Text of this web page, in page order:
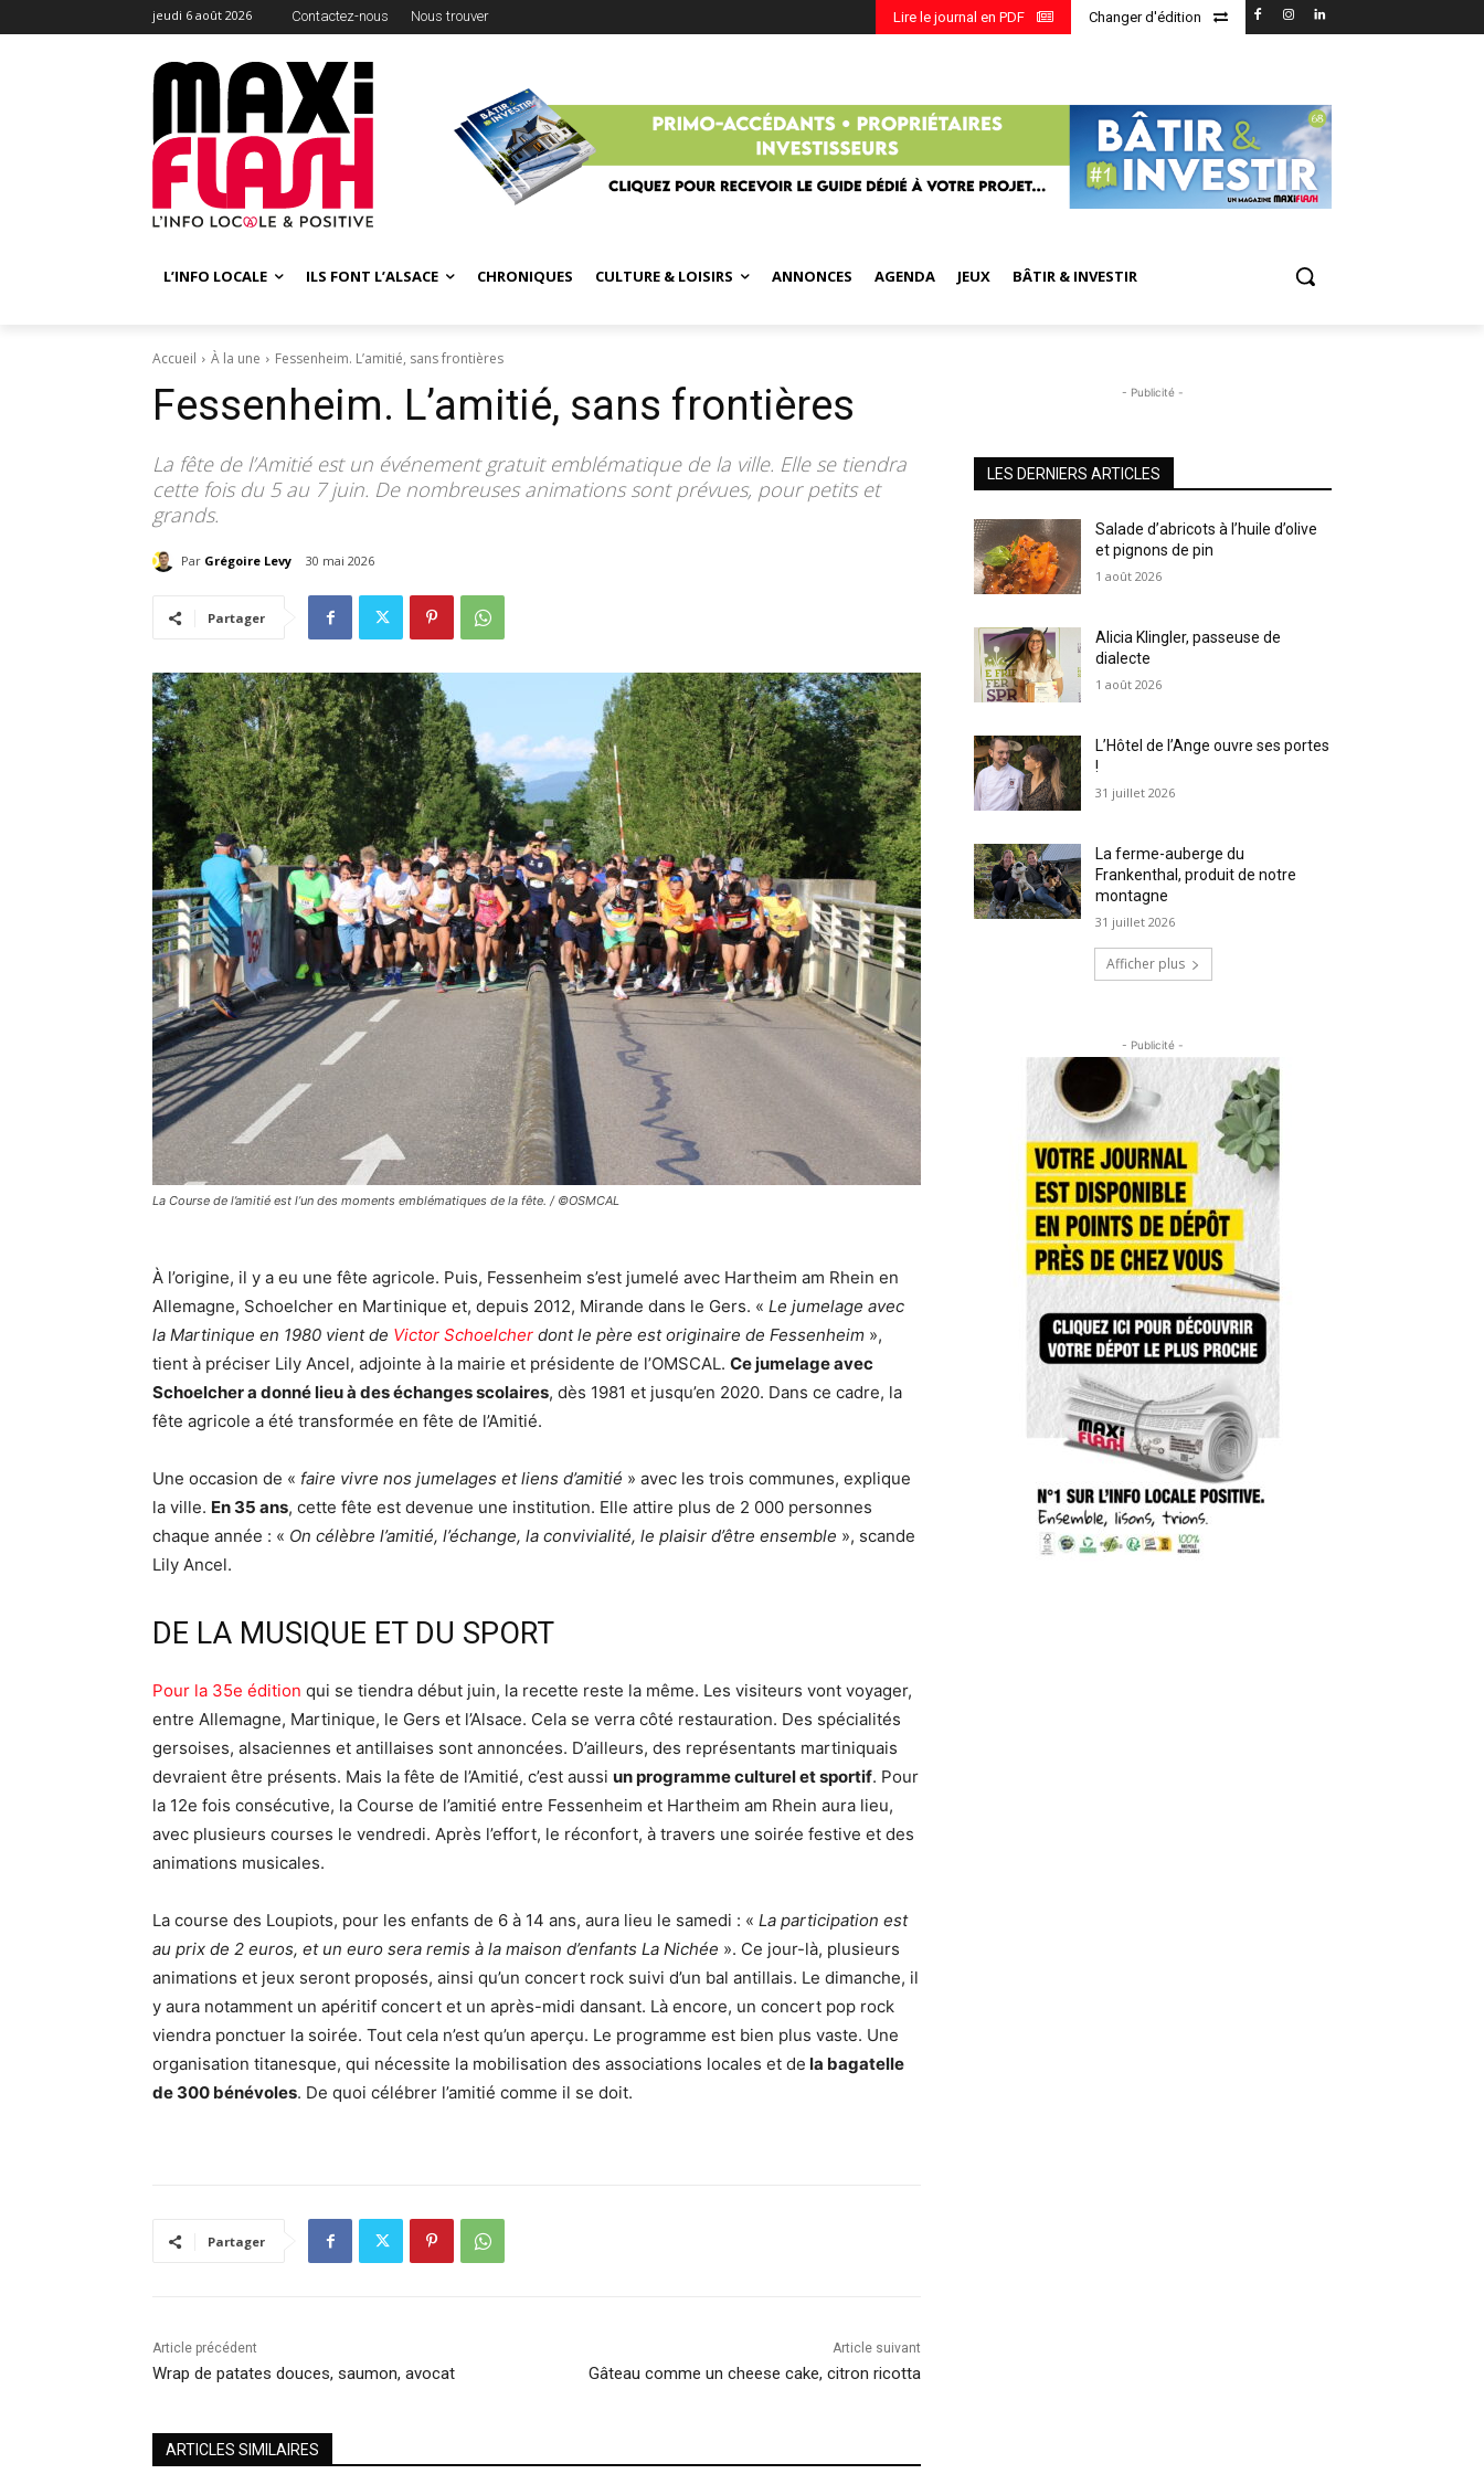
jeudi 6 août 2026 Contactez-nous Nous trouver Changer d'édition
Lire le journal en PDF
L’INFO LOCALE ILS FONT L’ALSACE CHRONIQUES CULTURE & LOISIRS ANNONCES AGENDA JEUX BÂTIR & INVESTIR
Accueil À la une Fessenheim. L’amitié, sans frontières
Fessenheim. L’amitié, sans frontières
La fête de l’Amitié est un événement gratuit emblématique de la ville. Elle se tiendra
cette fois du 5 au 7 juin. De nombreuses animations sont prévues, pour petits et
grands.
Par Grégoire Levy 30 mai 2026
Partager
La Course de l’amitié est l’un des moments emblématiques de la fête. / ©OSMCAL
À l’origine, il y a eu une fête agricole. Puis, Fessenheim s’est jumelé avec Hartheim am Rhein en
Allemagne, Schoelcher en Martinique et, depuis 2012, Mirande dans le Gers. « Le jumelage avec
la Martinique en 1980 vient de Victor Schoelcher dont le père est originaire de Fessenheim »,
tient à préciser Lily Ancel, adjointe à la mairie et présidente de l’OMSCAL. Ce jumelage avec
Schoelcher a donné lieu à des échanges scolaires, dès 1981 et jusqu’en 2020. Dans ce cadre, la
fête agricole a été transformée en fête de l’Amitié.
Une occasion de « faire vivre nos jumelages et liens d’amitié » avec les trois communes, explique
la ville. En 35 ans, cette fête est devenue une institution. Elle attire plus de 2 000 personnes
chaque année : « On célèbre l’amitié, l’échange, la convivialité, le plaisir d’être ensemble », scande
Lily Ancel.
DE LA MUSIQUE ET DU SPORT
Pour la 35e édition qui se tiendra début juin, la recette reste la même. Les visiteurs vont voyager,
entre Allemagne, Martinique, le Gers et l’Alsace. Cela se verra côté restauration. Des spécialités
gersoises, alsaciennes et antillaises sont annoncées. D’ailleurs, des représentants martiniquais
devraient être présents. Mais la fête de l’Amitié, c’est aussi un programme culturel et sportif. Pour
la 12e fois consécutive, la Course de l’amitié entre Fessenheim et Hartheim am Rhein aura lieu,
avec plusieurs courses le vendredi. Après l’effort, le réconfort, à travers une soirée festive et des
animations musicales.
La course des Loupiots, pour les enfants de 6 à 14 ans, aura lieu le samedi : « La participation est
au prix de 2 euros, et un euro sera remis à la maison d’enfants La Nichée ». Ce jour-là, plusieurs
animations et jeux seront proposés, ainsi qu’un concert rock suivi d’un bal antillais. Le dimanche, il
y aura notamment un apéritif concert et un après-midi dansant. Là encore, un concert pop rock
viendra ponctuer la soirée. Tout cela n’est qu’un aperçu. Le programme est bien plus vaste. Une
organisation titanesque, qui nécessite la mobilisation des associations locales et de la bagatelle
de 300 bénévoles. De quoi célébrer l’amitié comme il se doit.
Partager
Article précédent
Wrap de patates douces, saumon, avocat
Article suivant
Gâteau comme un cheese cake, citron ricotta
ARTICLES SIMILAIRES
- Publicité -
LES DERNIERS ARTICLES
Salade d’abricots à l’huile d’olive
et pignons de pin
1 août 2026
Alicia Klingler, passeuse de
dialecte
1 août 2026
L’Hôtel de l’Ange ouvre ses portes
!
31 juillet 2026
La ferme-auberge du
Frankenthal, produit de notre
montagne
31 juillet 2026
Afficher plus
- Publicité -